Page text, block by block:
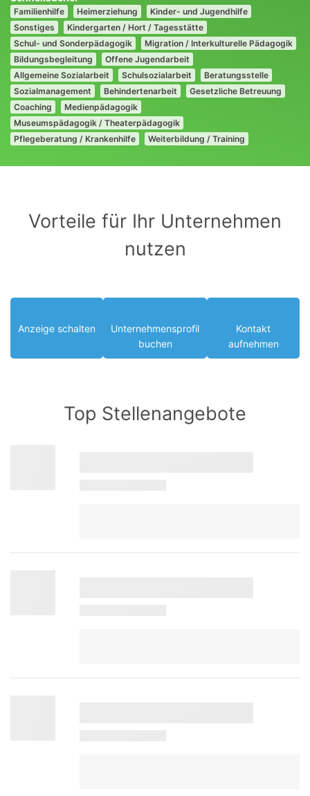
Familienhilfe Heimerziehung
Kinder- und Jugendhilfe
Sonstiges
Kindergarten / Hort / Tagesstätte
Schul- und Sonderpädagogik
Migration / Interkulturelle Pädagogik
Bildungsbegleitung
Offene Jugendarbeit
Allgemeine Sozialarbeit
Schulsozialarbeit
Beratungsstelle
Sozialmanagement
Behindertenarbeit
Gesetzliche Betreuung
Coaching
Medienpädagogik
Museumspädagogik / Theaterpädagogik
Pflegeberatung / Krankenhilfe
Weiterbildung / Training
Vorteile für Ihr Unternehmen
nutzen
Anzeige schalten
Unternehmensprofil
buchen
Kontakt
aufnehmen
Top Stellenangebote